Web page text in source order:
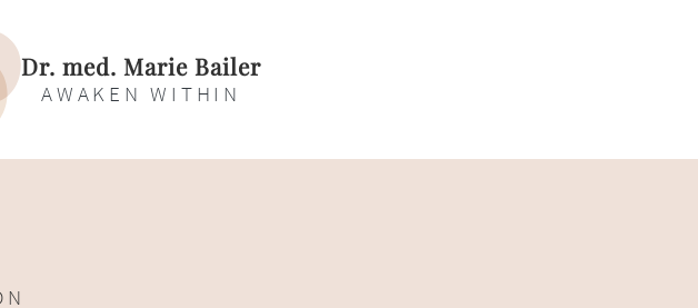
Dr. med. Marie Bailer
AWAKEN WITHIN